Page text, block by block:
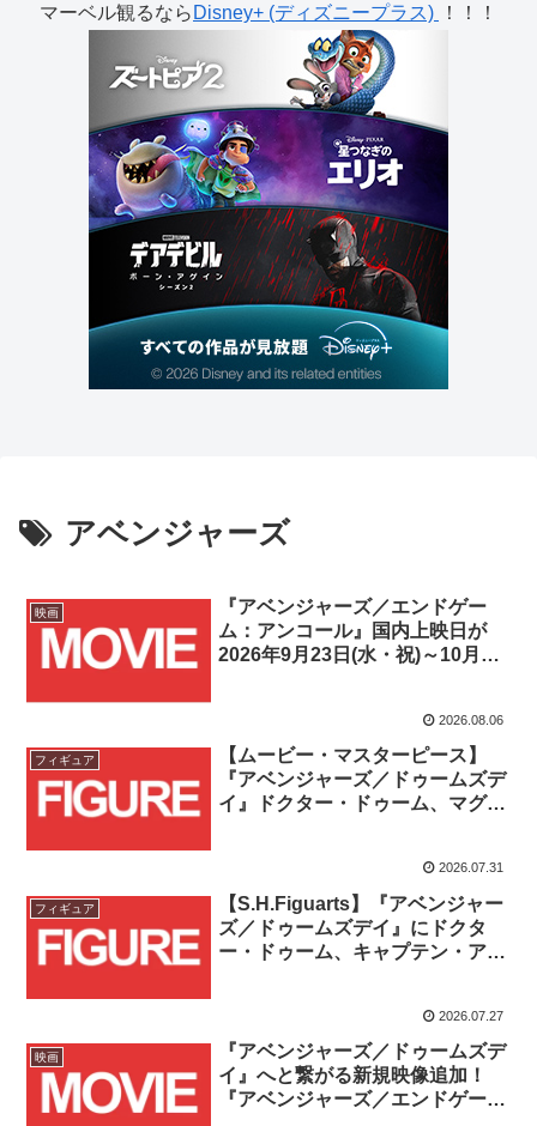
マーベル観るなら Disney+ (ディズニープラス) ！！！
アベンジャーズ
映画
『アベンジャーズ／エンドゲー
ム：アンコール』国内上映日が
2026年9月23日(水・祝)～10月8
2026.08.06
フィギュア
【ムービー・マスターピース】
『アベンジャーズ／ドゥームズデ
イ』ドクター・ドゥーム、マグニ
2026.07.31
フィギュア
【S.H.Figuarts】『アベンジャー
ズ／ドゥームズデイ』にドクタ
ー・ドゥーム、キャプテン・アメ
2026.07.27
映画
『アベンジャーズ／ドゥームズデ
イ』へと繋がる新規映像追加！
『アベンジャーズ／エンドゲーム